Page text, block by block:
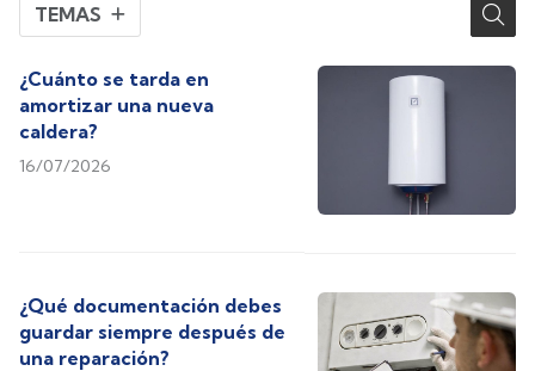
TEMAS
¿Cuánto se tarda en
amortizar una nueva
caldera?
16/07/2026
¿Qué documentación debes
guardar siempre después de
una reparación?